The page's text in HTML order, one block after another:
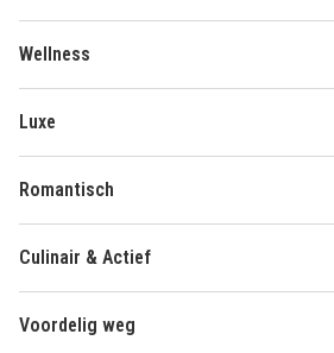
Wellness
Luxe
Romantisch
Culinair & Actief
Voordelig weg